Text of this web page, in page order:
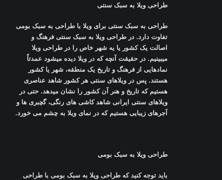
طراحی ویلا به سبک سنتی
طراحی به سبک سنتی برای ویلا با طراحی به سبک بومی
تفاوت دارد. در طراحی ویلا به سبک سنتی فرهنگ و
اصالت یک کشور یا یه شهر خاص را در طراحی ویلا
میبینیم. در حقیقت آنچه که در ویلا دیده میشود عمدتاً
نمادهایی از فرهنگ و تاریخ یک منطقه، شهر یا کشور
هستند. پس در ویلاهای سنتی هر کشور شاهد عناصری
هستیم که تاریخ و هنر آن کشور را نشان میدهد. حتی در
ویلاهای سنتی ایرانی شاهد کاشی های رنگی، گچبری ها و
آجرهای زیبایی هستیم که در نمای ویلا به چشم می خورد.
طراحی ویلا به سبک بومی
باید توجه کنید که طراحی ویلا به سبک بومی با طراحی